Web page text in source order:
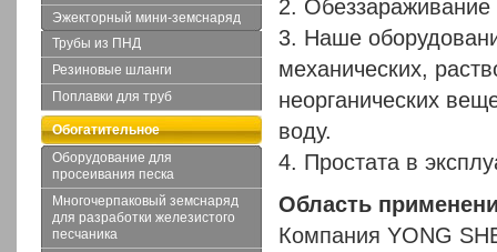
Эжекторный мини-земснаряд
Трубы из ПНД
Резиновые шланги
Поплавки для труб
Обогатительное
оборудование
Оборудование для
просеивания песка
Многочерпаковый земснаряд
для разработки железистого
песчаника
2.
3. Наше
механических,
неорганических
воду.
4. Простата в
Область
Компания YONG